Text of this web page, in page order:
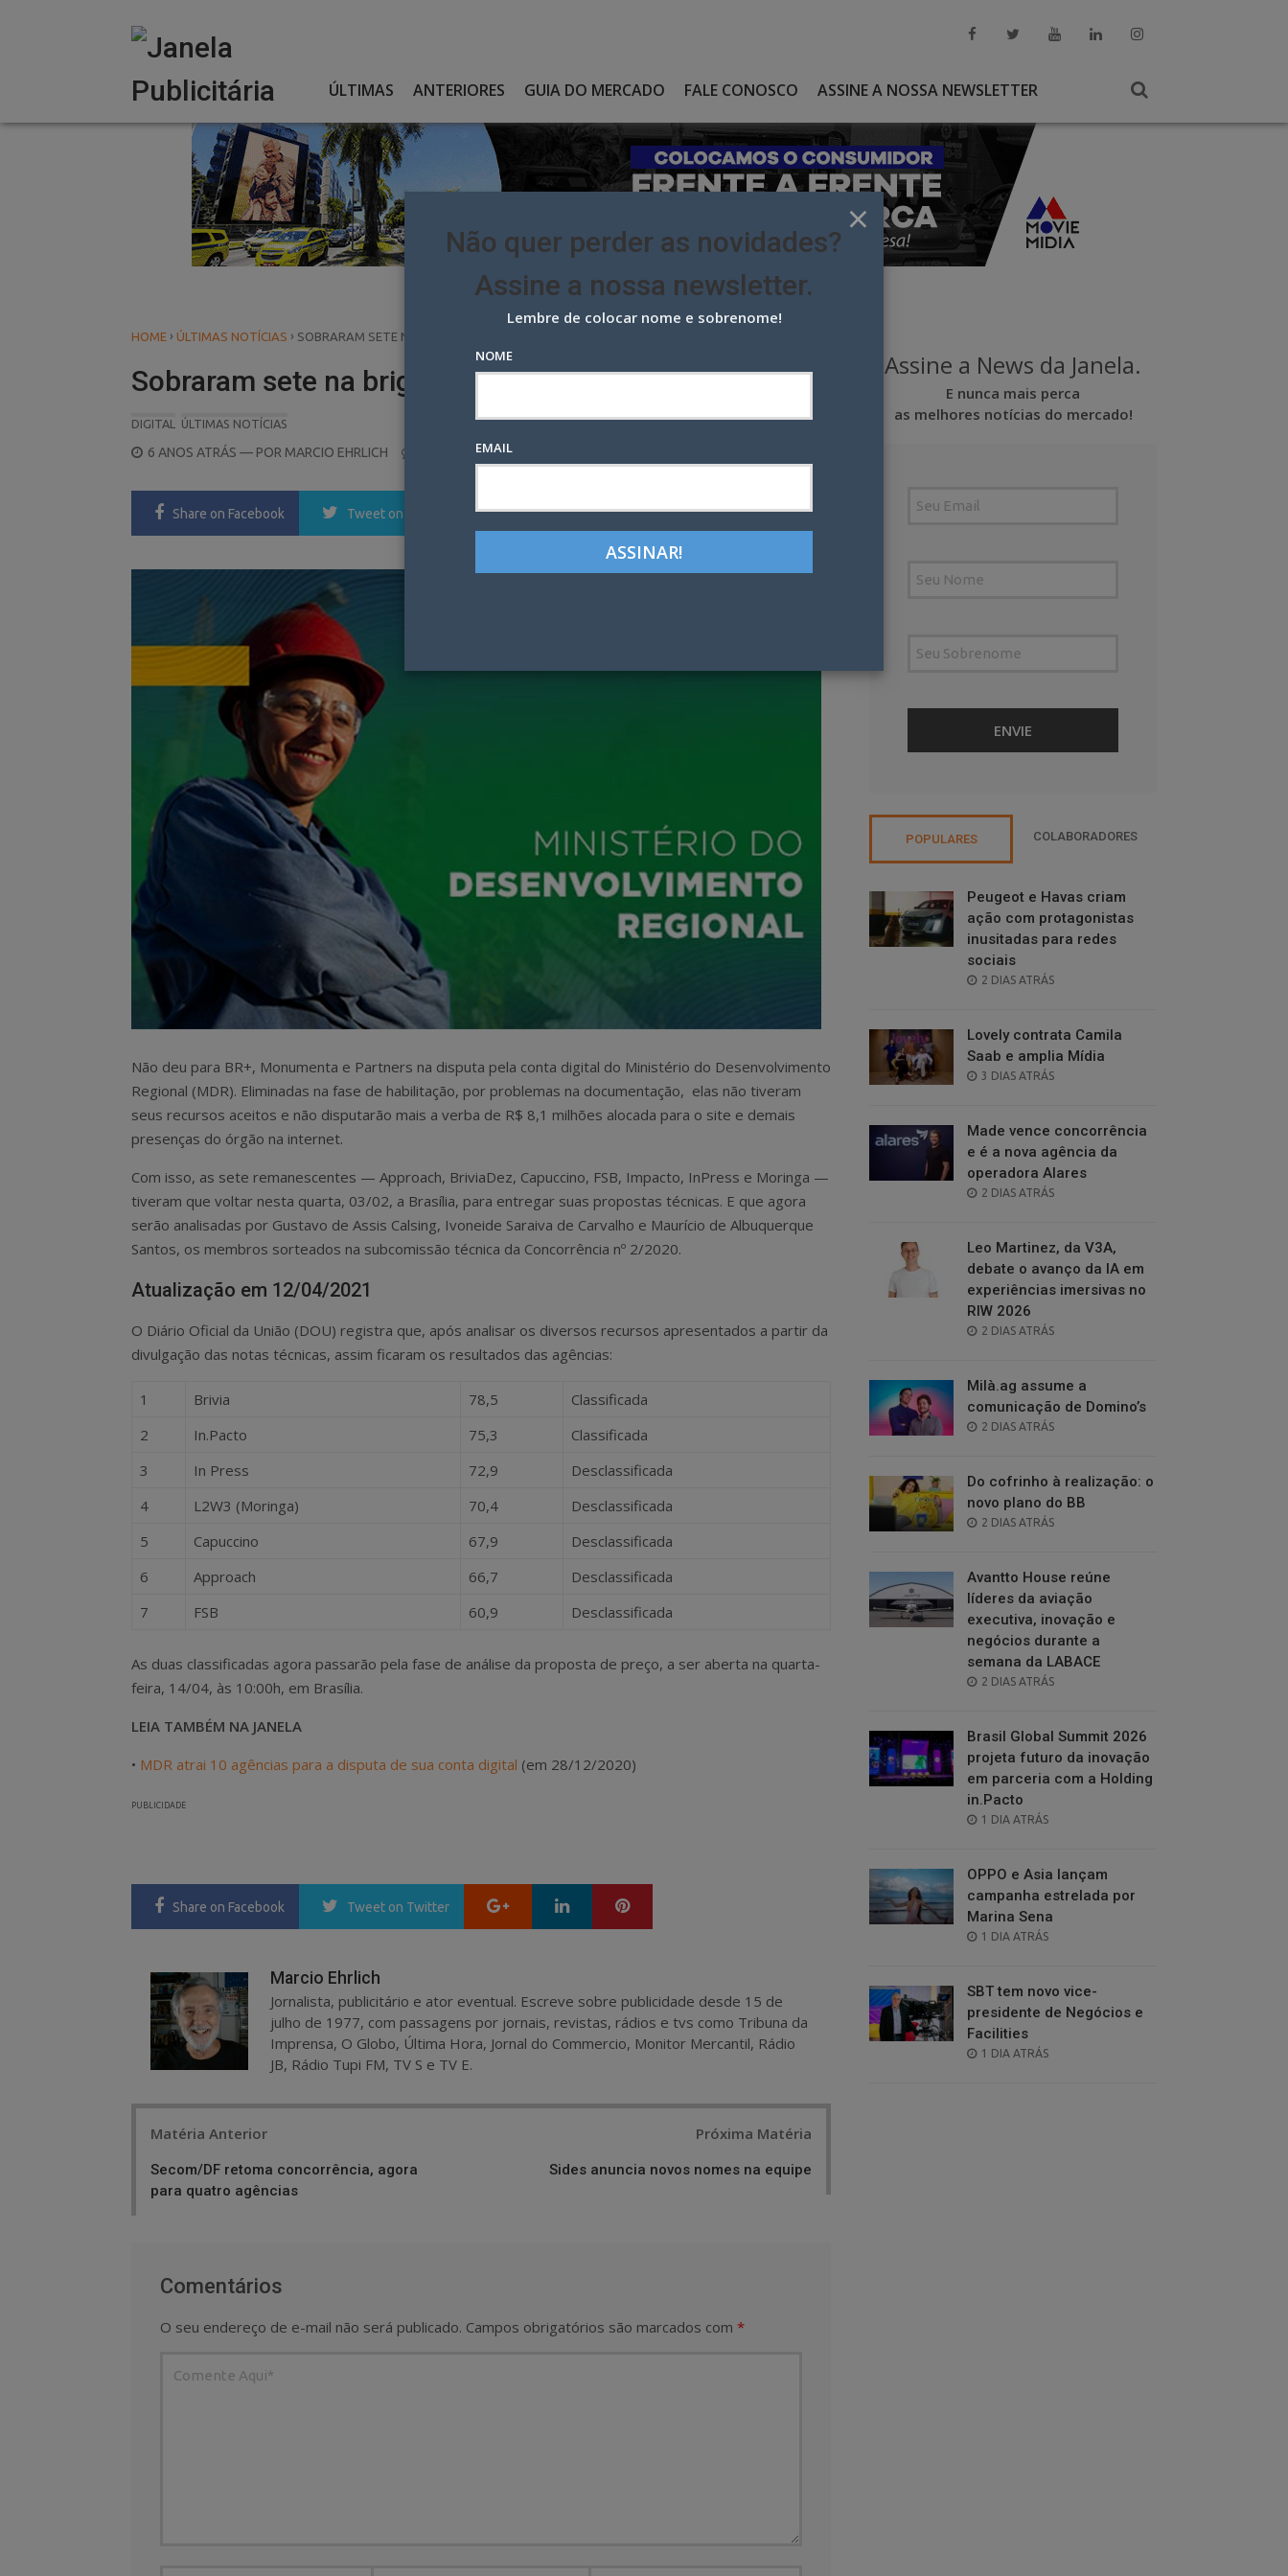
ÚLTIMAS ANTERIORES GUIA DO MERCADO FALE CONOSCO ASSINE A NOSSA NEWSLETTER
HOME › ÚLTIMAS NOTÍCIAS › SOBRARAM SETE NA BRIGA PELA CONTA DIGITAL DO MDR
Sobraram sete na briga pela conta digital do MDR
DIGITAL ÚLTIMAS NOTÍCIAS
POSTED
6 ANOS ATRÁS — POR MARCIO EHRLICH
Share on Facebook Tweet on Twitter Google+ LinkedIn Pinterest
Não deu para BR+, Monumenta e Partners na disputa pela conta digital do Ministério do Desenvolvimento
Regional (MDR). Eliminadas na fase de habilitação, por problemas na documentação, elas não tiveram
seus recursos aceitos e não disputarão mais a verba de R$ 8,1 milhões alocada para o site e demais
presenças do órgão na internet.
Com isso, as sete remanescentes — Approach, BriviaDez, Capuccino, FSB, Impacto, InPress e Moringa —
tiveram que voltar nesta quarta, 03/02, a Brasília, para entregar suas propostas técnicas. E que agora
serão analisadas por Gustavo de Assis Calsing, Ivoneide Saraiva de Carvalho e Maurício de Albuquerque
Santos, os membros sorteados na subcomissão técnica da Concorrência nº 2/2020.
Atualização em 12/04/2021
O Diário Oficial da União (DOU) registra que, após analisar os diversos recursos apresentados a partir da
divulgação das notas técnicas, assim ficaram os resultados das agências:
1 Brivia 78,5
Classificada
2
In.Pacto 75,3
Classificada
3
In Press 72,9
Desclassificada
4
L2W3 (Moringa) 70,4
Desclassificada
5
Capuccino 67,9
Desclassificada
6
Approach 66,7
Desclassificada
7
FSB 60,9 Desclassificada
As duas classificadas agora passarão pela fase de análise da proposta de preço, a ser aberta na quarta-
feira, 14/04, às 10:00h, em Brasília.
LEIA TAMBÉM NA JANELA
• MDR atrai 10 agências para a disputa de sua conta digital (em 28/12/2020)
PUBLICIDADE
Share on Facebook Tweet on Twitter Google+ LinkedIn
Marcio Ehrlich
Jornalista, publicitário e ator eventual. Escreve sobre publicidade desde 15 de
julho de 1977, com passagens por jornais, revistas, rádios e tvs como Tribuna da
Imprensa, O Globo, Última Hora, Jornal do Commercio, Monitor Mercantil, Rádio
JB, Rádio Tupi FM, TV S e TV E.
Matéria Anterior
Secom/DF retoma concorrência, agora
para quatro agências
Próxima Matéria
Sides anuncia novos nomes na equipe
Comentários
O seu endereço de e-mail não será publicado. Campos obrigatórios são marcados com *
Assine a News da Janela.
E nunca mais perca
as melhores notícias do mercado!
POPULARES COLABORADORES
Peugeot e Havas criam
ação com protagonistas
inusitadas para redes
sociais
POSTED
2 DIAS ATRÁS
Lovely contrata Camila
Saab e amplia Mídia
POSTED
3 DIAS ATRÁS
Made vence concorrência
e é a nova agência da
operadora Alares
POSTED
2 DIAS ATRÁS
Leo Martinez, da V3A,
debate o avanço da IA em
experiências imersivas no
RIW 2026
POSTED
2 DIAS ATRÁS
Milà.ag assume a
comunicação de Domino’s
POSTED
2 DIAS ATRÁS
Do cofrinho à realização: o
novo plano do BB
POSTED
2 DIAS ATRÁS
Avantto House reúne
líderes da aviação
executiva, inovação e
negócios durante a
semana da LABACE
POSTED
2 DIAS ATRÁS
Brasil Global Summit 2026
projeta futuro da inovação
em parceria com a Holding
in.Pacto
POSTED
1 DIA ATRÁS
OPPO e Asia lançam
campanha estrelada por
Marina Sena
POSTED
1 DIA ATRÁS
SBT tem novo vice-
presidente de Negócios e
Facilities
POSTED
1 DIA ATRÁS
×
Não quer perder as novidades?
Assine a nossa newsletter.
Lembre de colocar nome e sobrenome!
NOME
EMAIL